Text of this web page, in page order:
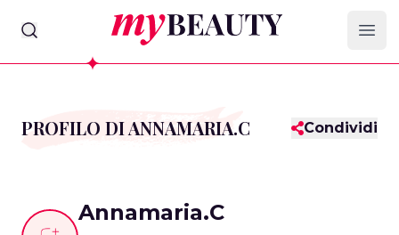
myBeauty
PROFILO DI ANNAMARIA.C Condividi
Annamaria.C